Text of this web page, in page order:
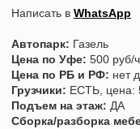
Написать в WhatsApp
Автопарк: Газель
Цена по Уфе: 500 руб/
Цена по РБ и РФ: нет
Грузчики: ЕСТЬ, цена:
Подъем на этаж: ДА
Сборка/разборка